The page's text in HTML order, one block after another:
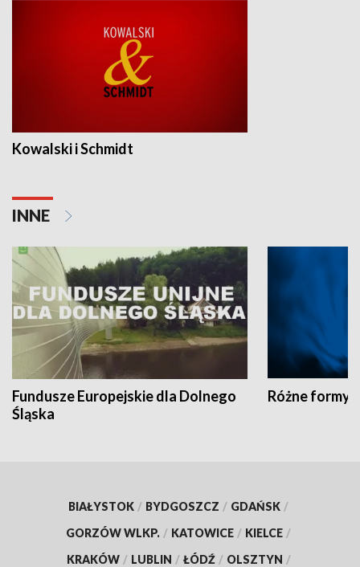
Kowalski i Schmidt
INNE
Fundusze Europejskie dla Dolnego
Śląska
Różne formy
BIAŁYSTOK / BYDGOSZCZ / GDAŃSK /
GORZÓW WLKP. / KATOWICE / KIELCE /
KRAKÓW / LUBLIN / ŁÓDŹ / OLSZTYN /